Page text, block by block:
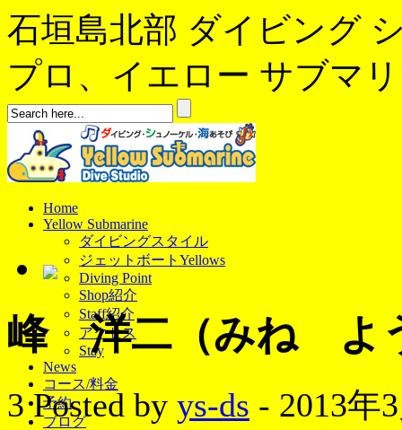
石垣島北部 ダイビング
プロ、イエロー サブマ
Home
Yellow Submarine
ダイビングスタイル
ジェットボートYellows
Diving Point
Shop紹介
Staff紹介
アクセス
Stay
News
コース/料金
予約
ブログ
峰 洋二（みね よ
3 Posted by ys-ds - 2013年